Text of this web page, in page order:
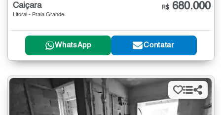
Caiçara
Litoral - Praia Grande
R$ 680.000
WhatsApp Contatar